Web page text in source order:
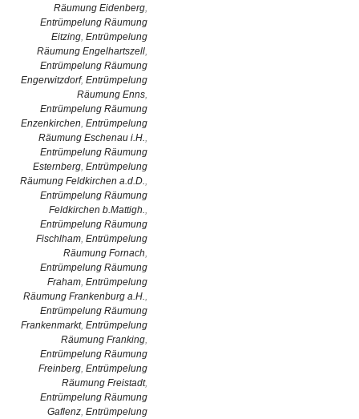
Räumung Eidenberg,
Entrümpelung Räumung
Eitzing, Entrümpelung
Räumung Engelhartszell,
Entrümpelung Räumung
Engerwitzdorf, Entrümpelung
Räumung Enns,
Entrümpelung Räumung
Enzenkirchen, Entrümpelung
Räumung Eschenau i.H.,
Entrümpelung Räumung
Esternberg, Entrümpelung
Räumung Feldkirchen a.d.D.,
Entrümpelung Räumung
Feldkirchen b.Mattigh.,
Entrümpelung Räumung
Fischlham, Entrümpelung
Räumung Fornach,
Entrümpelung Räumung
Fraham, Entrümpelung
Räumung Frankenburg a.H.,
Entrümpelung Räumung
Frankenmarkt, Entrümpelung
Räumung Franking,
Entrümpelung Räumung
Freinberg, Entrümpelung
Räumung Freistadt,
Entrümpelung Räumung
Gaflenz, Entrümpelung